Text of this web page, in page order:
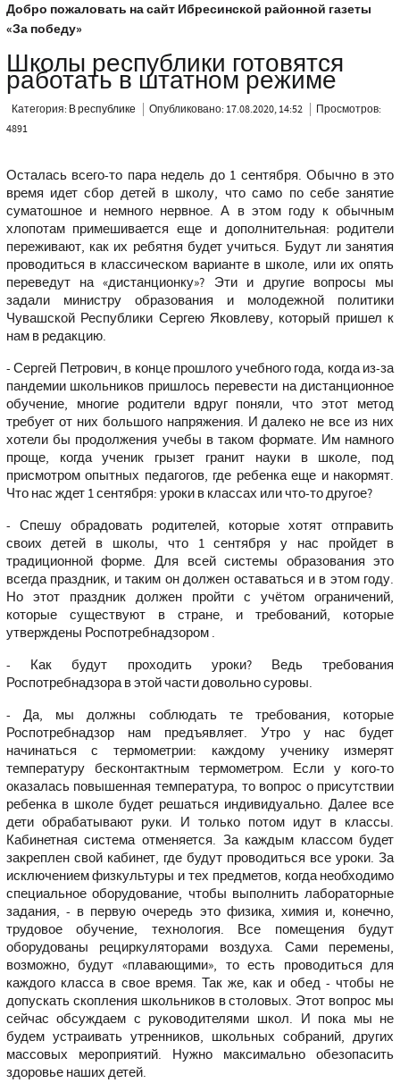
Добро пожаловать на сайт Ибресинской районной газеты
«За победу»
Школы республики готовятся
работать в штатном режиме
Категория: В республике Опубликовано: 17.08.2020, 14:52
Просмотров:
4891
Осталась всего-то пара недель до 1 сентября. Обычно в это
время идет сбор детей в школу, что само по себе занятие
суматошное и немного нервное. А в этом году к обычным
хлопотам примешивается еще и дополнительная: родители
переживают, как их ребятня будет учиться. Будут ли занятия
проводиться в классическом варианте в школе, или их опять
переведут на «дистанционку»? Эти и другие вопросы мы
задали министру образования и молодежной политики
Чувашской Республики Сергею Яковлеву, который пришел к
нам в редакцию.
- Сергей Петрович, в конце прошлого учебного года, когда из-за
пандемии школьников пришлось перевести на дистанционное
обучение, многие родители вдруг поняли, что этот метод
требует от них большого напряжения. И далеко не все из них
хотели бы продолжения учебы в таком формате. Им намного
проще, когда ученик грызет гранит науки в школе, под
присмотром опытных педагогов, где ребенка еще и накормят.
Что нас ждет 1 сентября: уроки в классах или что-то другое?
- Спешу обрадовать родителей, которые хотят отправить
своих детей в школы, что 1 сентября у нас пройдет в
традиционной форме. Для всей системы образования это
всегда праздник, и таким он должен оставаться и в этом году.
Но этот праздник должен пройти с учётом ограничений,
которые существуют в стране, и требований, которые
утверждены Роспотребнадзором .
- Как будут проходить уроки? Ведь требования
Роспотребнадзора в этой части довольно суровы.
- Да, мы должны соблюдать те требования, которые
Роспотребнадзор нам предъявляет. Утро у нас будет
начинаться с термометрии: каждому ученику измерят
температуру бесконтактным термометром. Если у кого-то
оказалась повышенная температура, то вопрос о присутствии
ребенка в школе будет решаться индивидуально. Далее все
дети обрабатывают руки. И только потом идут в классы.
Кабинетная система отменяется. За каждым классом будет
закреплен свой кабинет, где будут проводиться все уроки. За
исключением физкультуры и тех предметов, когда необходимо
специальное оборудование, чтобы выполнить лабораторные
задания, - в первую очередь это физика, химия и, конечно,
трудовое обучение, технология. Все помещения будут
оборудованы рециркуляторами воздуха. Сами перемены,
возможно, будут «плавающими», то есть проводиться для
каждого класса в свое время. Так же, как и обед - чтобы не
допускать скопления школьников в столовых. Этот вопрос мы
сейчас обсуждаем с руководителями школ. И пока мы не
будем устраивать утренников, школьных собраний, других
массовых мероприятий. Нужно максимально обезопасить
здоровье наших детей.